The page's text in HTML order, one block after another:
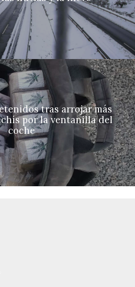
tras arrojar más
por la ventanilla del
coche